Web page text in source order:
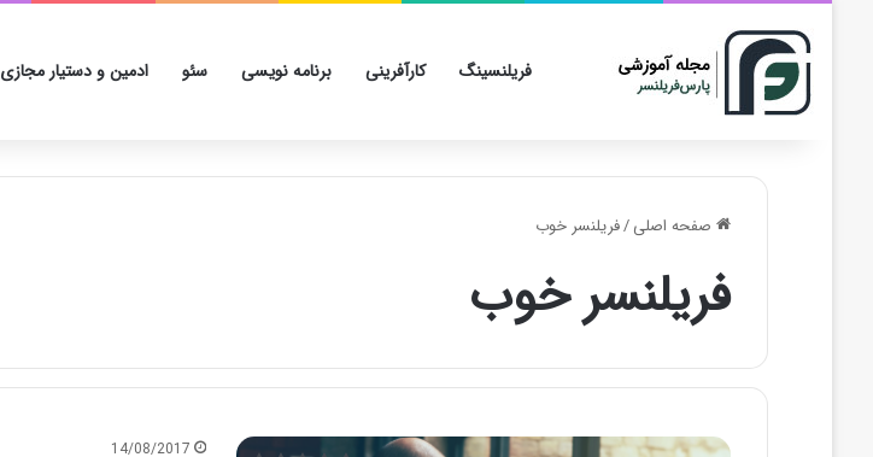
فریلنسینگ کارآفرینی برنامه نویسی سئو ادمین و دستیار مجازی
صفحه اصلی/فریلنسر خوب
فریلنسر خوب
14/08/2017